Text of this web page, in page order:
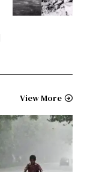
View More